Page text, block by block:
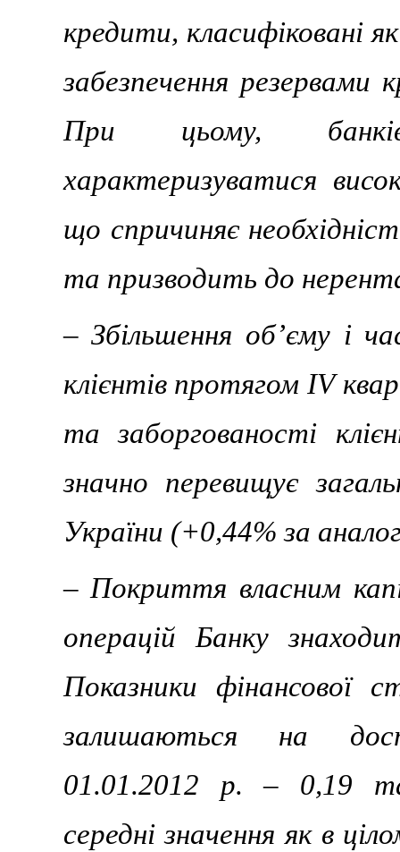
кредити, класифіковані
забезпечення резервами
При цьому,
характеризуватися
що спричиняє
та призводить до
– Збільшення об’єму і
клієнтів протягом IV
та заборгованості
значно перевищує
України (+0,44% за
– Покриття власним
операцій Банку
Показники фінансової
залишаються на
01.01.2012 р. – 0,19 та
середні значення як в